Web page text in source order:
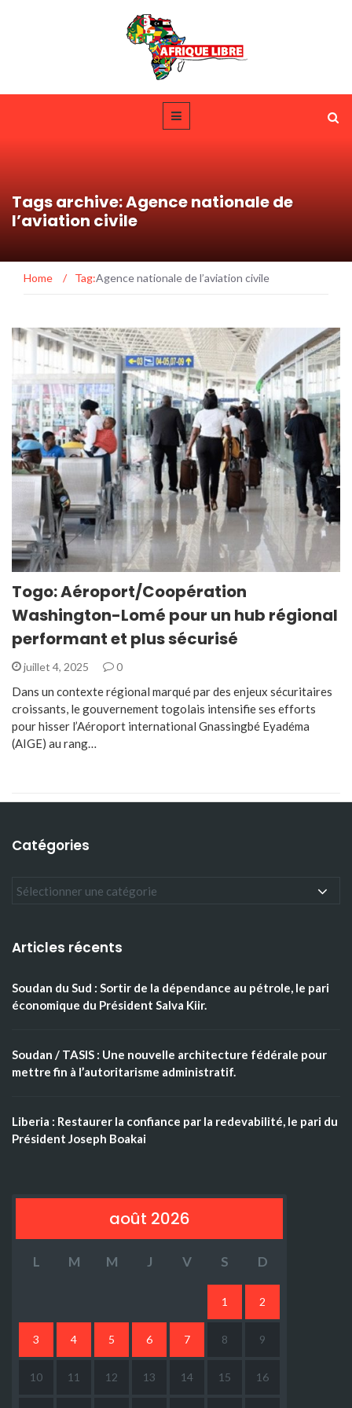
Tags archive: Agence nationale de
l’aviation civile
Home / Tag:Agence nationale de l’aviation civile
Togo: Aéroport/Coopération
Washington-Lomé pour un hub régional
performant et plus sécurisé
juillet 4, 2025 0
Dans un contexte régional marqué par des enjeux sécuritaires
croissants, le gouvernement togolais intensifie ses efforts
pour hisser l’Aéroport international Gnassingbé Eyadéma
(AIGE) au rang…
Catégories
Articles récents
Soudan du Sud : Sortir de la dépendance au pétrole, le pari
économique du Président Salva Kiir.
Soudan / TASIS : Une nouvelle architecture fédérale pour
mettre fin à l’autoritarisme administratif.
Liberia : Restaurer la confiance par la redevabilité, le pari du
Président Joseph Boakai
août 2026
L M M J V S D
1 2
3 4 5 6 7 8 9
10 11 12 13 14 15 16